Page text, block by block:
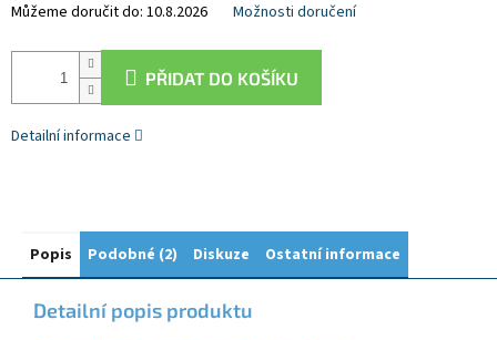
Můžeme doručit do: 10.8.2026 Možnosti doručení
PŘIDAT DO KOŠÍKU
Detailní informace
Popis Podobné (2) Diskuze Ostatní informace
Detailní popis produktu